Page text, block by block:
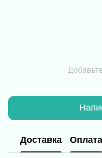
Доставка Оплата